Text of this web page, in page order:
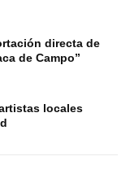
directa de
de Campo”
locales